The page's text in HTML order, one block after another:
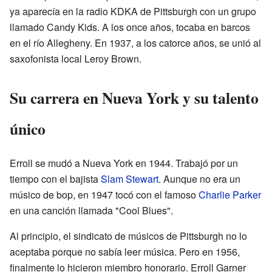
ya aparecía en la radio KDKA de Pittsburgh con un grupo
llamado Candy Kids. A los once años, tocaba en barcos
en el río Allegheny. En 1937, a los catorce años, se unió al
saxofonista local Leroy Brown.
Su carrera en Nueva York y su talento
único
Erroll se mudó a Nueva York en 1944. Trabajó por un
tiempo con el bajistaSlam Stewart. Aunque no era un
músico de bop, en 1947 tocó con el famosoCharlie Parker
en una canción llamada "Cool Blues".
Al principio, el sindicato de músicos de Pittsburgh no lo
aceptaba porque no sabía leer música. Pero en 1956,
finalmente lo hicieron miembro honorario. Erroll Garner